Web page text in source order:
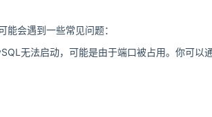
会遇到一些常见问题：
无法启动，可能是由于端口被占用。你可以